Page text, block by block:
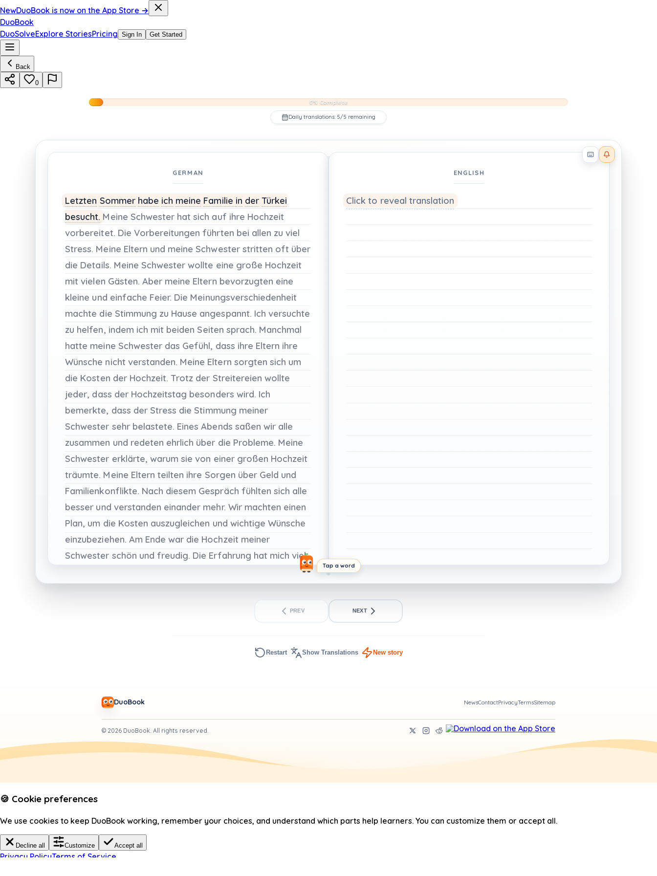
NewDuoBook is now on the App Store →
DuoBook
DuoSolveExplore StoriesPricing Sign In Get Started
Back
0
0% Complete
Daily translations: 5/5 remaining
Reader effects on
Tap a word
GERMAN
Letzten Sommer habe ich meine Familie in der Türkei
besucht. Meine Schwester hat sich auf ihre Hochzeit
vorbereitet. Die Vorbereitungenführten bei allen zu viel
Stress. Meine Eltern und meine Schwester stritten oft über
die Details. Meine Schwester wollte eine große Hochzeit
mit vielen Gästen. Aber meine Eltern bevorzugten eine
kleine und einfache Feier. Die Meinungsverschiedenheit
machte die Stimmung zu Hause angespannt. Ich versuchte
zu helfen, indem ich mit beiden Seiten sprach. Manchmal
hatte meine Schwester das Gefühl, dass ihre Eltern ihre
Wünsche nicht verstanden. Meine Eltern sorgten sich um
die Kosten der Hochzeit. Trotz der Streitereien wollte
jeder, dass der Hochzeitstag besonders wird. Ich
bemerkte, dass der Stress die Stimmung meiner
Schwester sehr belastete. Eines Abends saßen wir alle
zusammen und redeten ehrlich über die Probleme. Meine
Schwester erklärte, warum sie von einer großen Hochzeit
träumte. Meine Eltern teilten ihre Sorgen über Geld und
Familienkonflikte. Nach diesem Gespräch fühlten sich alle
besser und verstanden einander mehr. Wir machten einen
Plan, um die Kosten auszugleichen und wichtige Wünsche
einzubeziehen. Am Ende war die Hochzeit meiner
Schwester schön und freudig. Die Erfahrung hat mich viel
bei
ENGLISH
Click to reveal translation
PREV NEXT
Restart Show Translations New story
DuoBook NewsContactPrivacyTermsSitemap
© 2026 DuoBook. All rights reserved.
🍪 Cookie preferences
We use cookies to keep DuoBook working, remember your choices, and understand which parts help learners. You can customize them or accept all.
Decline all Customize Accept all
Privacy PolicyTerms of Service